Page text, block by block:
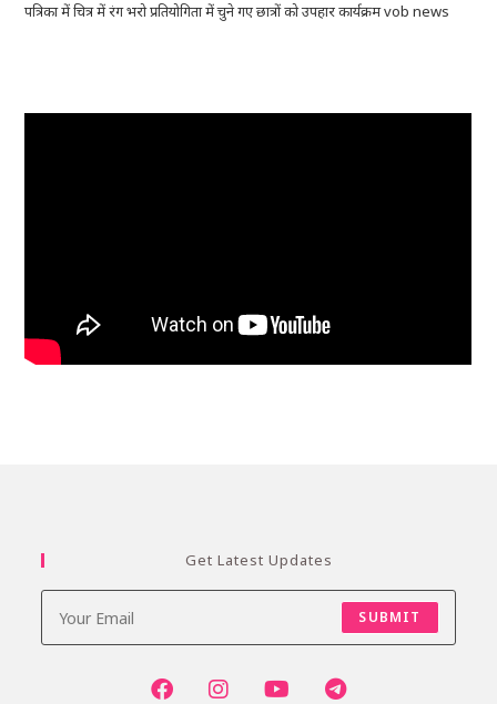
पत्रिका में चित्र में रंग भरो प्रतियोगिता में चुने गए छात्रों को उपहार कार्यक्रम vob news
Get Latest Updates
SUBMIT